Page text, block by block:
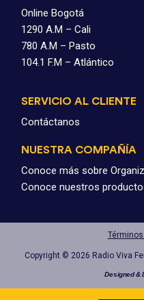
Online Bogotá
1290 A.M – Cali
780 A.M – Pasto
104.1 F.M – Atlántico
SERVICIO AL CLIENTE
Contáctanos
NUESTRA COMPAÑÍA
Conoce más sobre
Conoce nuestros
Copyright © 2026 Radio Viva